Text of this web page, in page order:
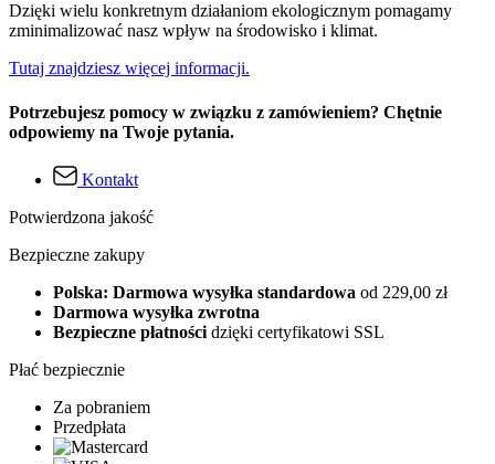
Dzięki wielu konkretnym działaniom ekologicznym pomagamy
zminimalizować nasz wpływ na środowisko i klimat.
Tutaj znajdziesz więcej informacji.
Potrzebujesz pomocy w związku z zamówieniem? Chętnie
odpowiemy na Twoje pytania.
Kontakt
Potwierdzona jakość
Bezpieczne zakupy
Polska: Darmowa wysyłka standardowa od 229,00 zł
Darmowa wysyłka zwrotna
Bezpieczne płatności dzięki certyfikatowi SSL
Płać bezpiecznie
Za pobraniem
Przedpłata